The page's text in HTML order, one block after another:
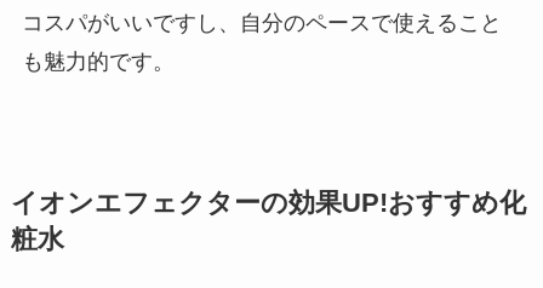
コスパがいいですし、自分のペースで使えること
も魅力的です。
イオンエフェクターの効果UP!おすすめ化
粧水